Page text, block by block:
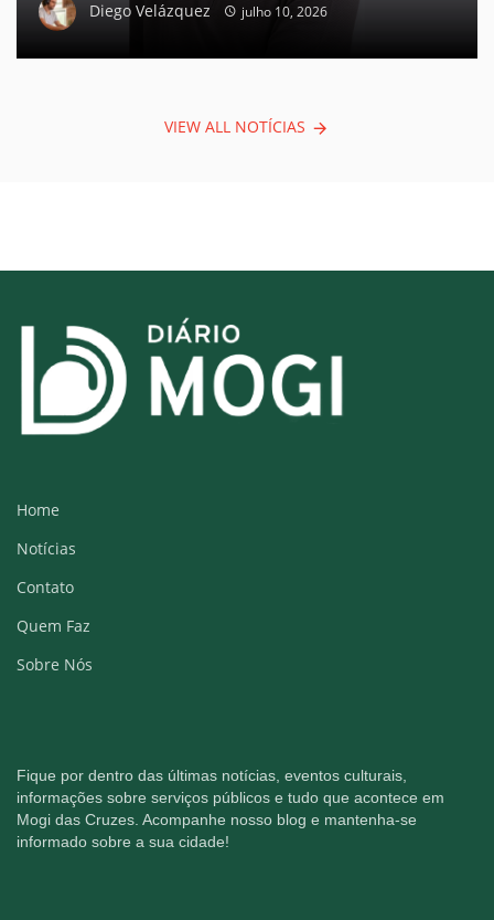
Diego Velázquez julho 10, 2026
VIEW ALL NOTÍCIAS
Home
Notícias
Contato
Quem Faz
Sobre Nós
Fique por dentro das últimas notícias, eventos culturais,
informações sobre serviços públicos e tudo que acontece em
Mogi das Cruzes. Acompanhe nosso blog e mantenha-se
informado sobre a sua cidade!